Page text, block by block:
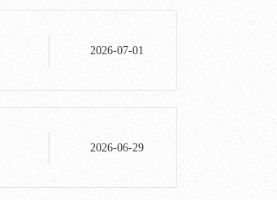
2026-07-01
2026-06-29